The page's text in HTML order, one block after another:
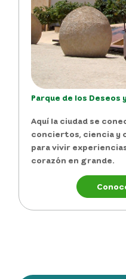
Parque de los Deseos
Aquí la ciudad se
conciertos, ciencia y
para vivir
corazón en grande.